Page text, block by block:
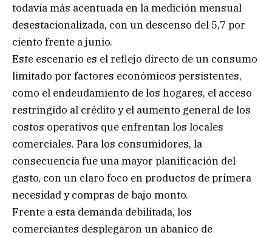
todavía más acentuada en la medición mensual
desestacionalizada, con un descenso del 5,7 por
ciento frente a junio.
Este escenario es el reflejo directo de un consumo
limitado por factores económicos persistentes,
como el endeudamiento de los hogares, el acceso
restringido al crédito y el aumento general de los
costos operativos que enfrentan los locales
comerciales. Para los consumidores, la
consecuencia fue una mayor planificación del
gasto, con un claro foco en productos de primera
necesidad y compras de bajo monto.
Frente a esta demanda debilitada, los
comerciantes desplegaron un abanico de